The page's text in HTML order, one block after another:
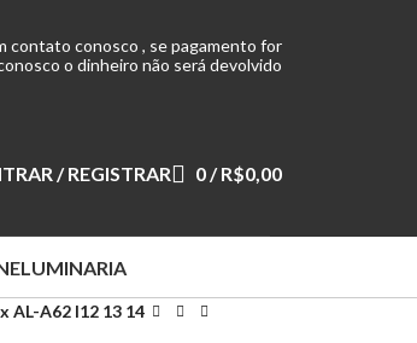
contato conosco , se pagamento for
o dinheiro não será devolvido
/ REGISTRAR 0 / R$0,00
LUMINARIA
AL-A62 I12 13 14